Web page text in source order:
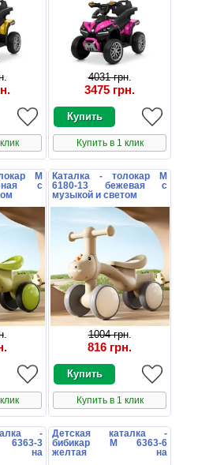
.
.
4031 грн.
3475 грн.
Купить в 1 клик
M
с
.
.
Каталка - толокар M
6180-13 бежевая с
музыкой и светом
1004 грн.
816 грн.
Купить в 1 клик
-
3
на
Детская каталка -
бибикар M 6363-6
желтая на